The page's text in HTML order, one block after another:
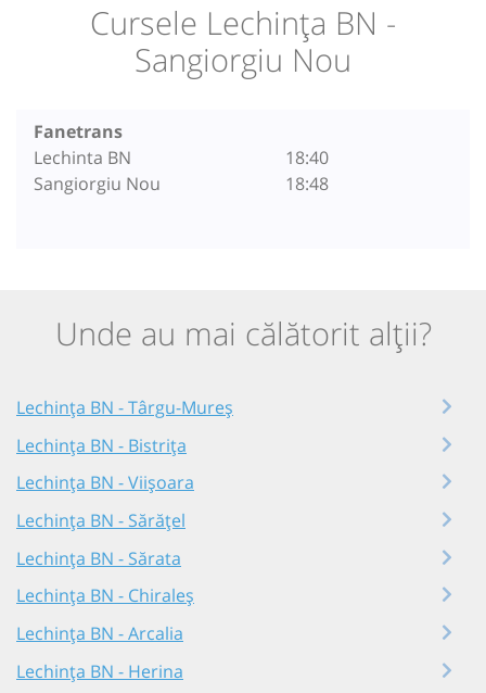
Cursele Lechința BN -
Sangiorgiu Nou
Fanetrans
Lechinta BN
Sangiorgiu Nou
18:40
18:48
Unde au mai călătorit alții?
Lechința BN - Târgu-Mureș
Lechința BN - Bistrița
Lechința BN - Viișoara
Lechința BN - Sărățel
Lechința BN - Sărata
Lechința BN - Chiraleș
Lechința BN - Arcalia
Lechința BN - Herina